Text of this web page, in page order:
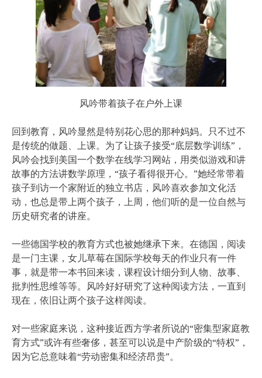
风吟带着孩子在户外上课
回到教育，风吟显然是特别花心思的那种妈妈。只不过不
是传统的做题、上课。为了让孩子接受“底层数学训练”，
风吟会找到美国一个数学在线学习网站，用类似游戏和讲
故事的方法讲数学原理，“孩子看得很开心。”她经常带着
孩子到访一个家附近的独立书店，风吟喜欢参加文化活
动，也总是带上两个孩子，上周，他们听的是一位自然与
历史研究者的讲座。
一些德国学校的教育方式也被她继承下来。在德国，阅读
是一门主课，女儿草莓在国际学校每天的作业只有一件
事，就是带一本书回来读，课程设计细分到人物、故事、
批判性思维等等。风吟好好研究了这种阅读方法，一直到
现在，依旧让两个孩子这样阅读。
对一些家庭来说，这种接近西方学者所说的“密集型家庭教
育方式”或许有些奢侈，甚至可以说是中产阶级的“特权”，
因为它总意味着“劳动密集和经济昂贵”。